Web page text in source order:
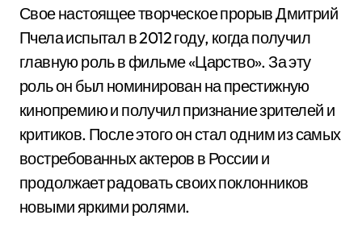
Свое настоящее творческое прорыв Дмитрий
Пчела испытал в 2012 году, когда получил
главную роль в фильме «Царство». За эту
роль он был номинирован на престижную
кинопремию и получил признание зрителей и
критиков. После этого он стал одним из самых
востребованных актеров в России и
продолжает радовать своих поклонников
новыми яркими ролями.